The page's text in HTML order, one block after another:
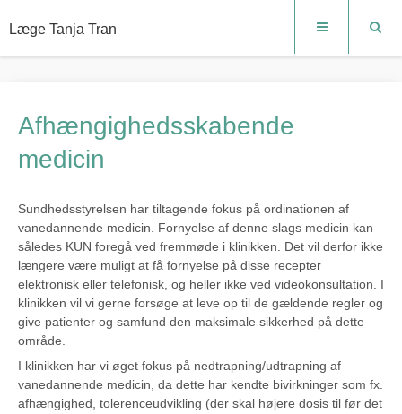
Læge Tanja Tran
Afhængighedsskabende
medicin
Sundhedsstyrelsen har tiltagende fokus på ordinationen af
vanedannende medicin. Fornyelse af denne slags medicin kan
således KUN foregå ved fremmøde i klinikken. Det vil derfor ikke
længere være muligt at få fornyelse på disse recepter
elektronisk eller telefonisk, og heller ikke ved videokonsultation. I
klinikken vil vi gerne forsøge at leve op til de gældende regler og
give patienter og samfund den maksimale sikkerhed på dette
område.
I klinikken har vi øget fokus på nedtrapning/udtrapning af
vanedannende medicin, da dette har kendte bivirkninger som fx.
afhængighed, tolerenceudvikling (der skal højere dosis til før det